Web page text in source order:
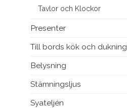
Tavlor och Klockor
Presenter
Till bords kök och dukning
Belysning
Stämningsljus
Syateljén